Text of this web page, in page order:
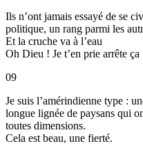
Ils n’ont jamais essayé de se
politique, un rang parmi les
Et la cruche va à l’eau
Oh Dieu ! Je t’en prie arrête ça
09
Je suis l’amérindienne type :
longue lignée de paysans qui
toutes dimensions.
Cela est beau, une fierté.